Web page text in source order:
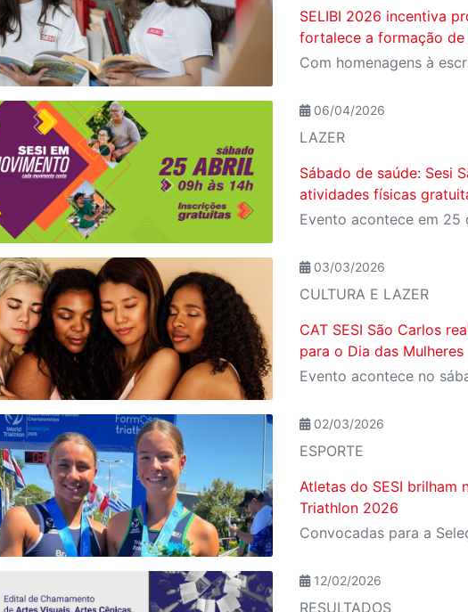
SELIBI 2026 incentiva
fortalece a formação de
06/04/2026
LAZER
Sábado de saúde: Sesi
atividades físicas
03/03/2026
CULTURA E LAZER
CAT SESI São Carlos
para o Dia das Mulheres
02/03/2026
ESPORTE
Atletas do SESI brilham
Triathlon 2026
12/02/2026
RESULTADOS